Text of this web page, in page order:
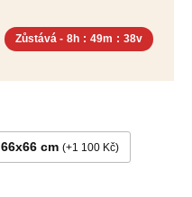
Zůstává - 8h : 49m : 37v
66x66 cm +1 100 Kč